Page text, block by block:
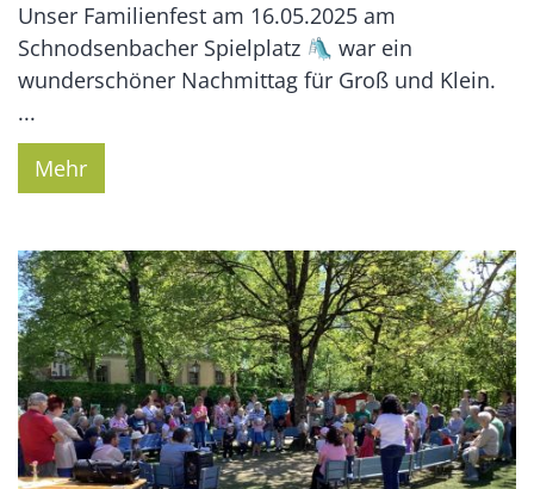
Unser Familienfest am 16.05.2025 am
Schnodsenbacher Spielplatz 🛝 war ein
wunderschöner Nachmittag für Groß und Klein.
...
Mehr